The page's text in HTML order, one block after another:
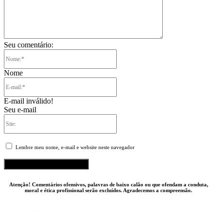
Seu comentário:
Nome
E-mail inválido!
Seu e-mail
Lembre meu nome, e-mail e website neste navegador
Atenção! Comentários ofensivos, palavras de baixo calão ou que ofendam a conduta,
moral e ética profissional serão excluídos. Agradecemos a compreensão.